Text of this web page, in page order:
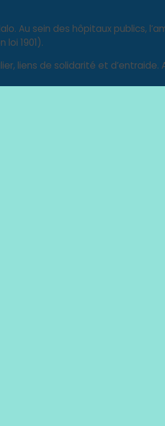
Au sein des hôpitaux publics,
1901).
liens de solidarité et d’entraide.